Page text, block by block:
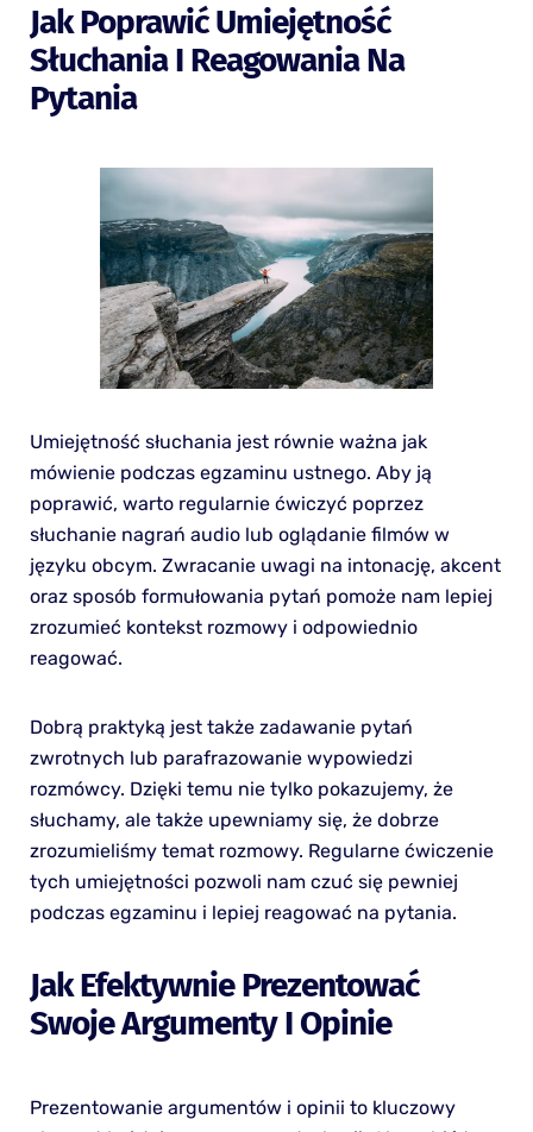
Jak Poprawić Umiejętność
Słuchania I Reagowania Na
Pytania
Umiejętność słuchania jest równie ważna jak
mówienie podczas egzaminu ustnego. Aby ją
poprawić, warto regularnie ćwiczyć poprzez
słuchanie nagrań audio lub oglądanie filmów w
języku obcym. Zwracanie uwagi na intonację, akcent
oraz sposób formułowania pytań pomoże nam lepiej
zrozumieć kontekst rozmowy i odpowiednio
reagować.
Dobrą praktyką jest także zadawanie pytań
zwrotnych lub parafrazowanie wypowiedzi
rozmówcy. Dzięki temu nie tylko pokazujemy, że
słuchamy, ale także upewniamy się, że dobrze
zrozumieliśmy temat rozmowy. Regularne ćwiczenie
tych umiejętności pozwoli nam czuć się pewniej
podczas egzaminu i lepiej reagować na pytania.
Jak Efektywnie Prezentować
Swoje Argumenty I Opinie
Prezentowanie argumentów i opinii to kluczowy